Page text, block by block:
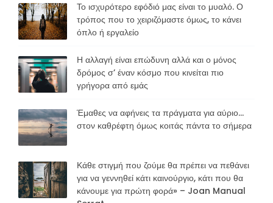
Το ισχυρότερο εφόδιό μας είναι το μυαλό. Ο
τρόπος που το χειριζόμαστε όμως, το κάνει
όπλο ή εργαλείο
Η αλλαγή είναι επώδυνη αλλά και ο μόνος
δρόμος σ’ έναν κόσμο που κινείται πιο
γρήγορα από εμάς
Έμαθες να αφήνεις τα πράγματα για αύριο…
στον καθρέφτη όμως κοιτάς πάντα το σήμερα
Κάθε στιγμή που ζούμε θα πρέπει να πεθάνει
για να γεννηθεί κάτι καινούργιο, κάτι που θα
κάνουμε για πρώτη φορά» – Joan Manual